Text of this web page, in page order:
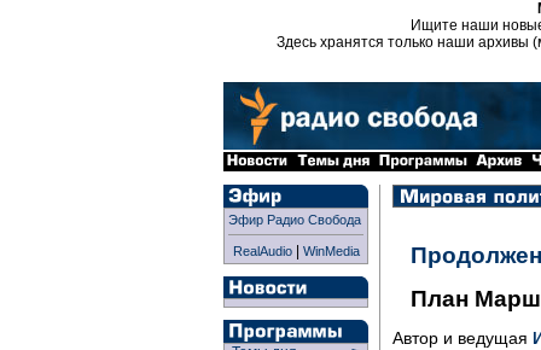
Ищите наши
Здесь хранятся только наши архивы
Эфир Радио Свобода
RealAudio| WinMedia
План
Автор и ведущая